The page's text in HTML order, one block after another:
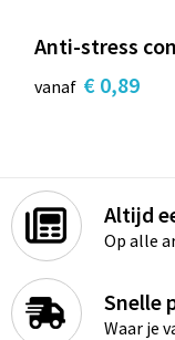
Anti-stress
vanaf € 0,89
Altijd
Op alle
Snelle
Waar je